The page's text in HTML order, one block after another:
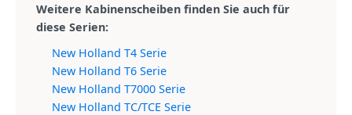
Weitere Kabinenscheiben finden Sie auch für
diese Serien:
New Holland T4 Serie
New Holland T6 Serie
New Holland T7000 Serie
New Holland TC/TCE Serie